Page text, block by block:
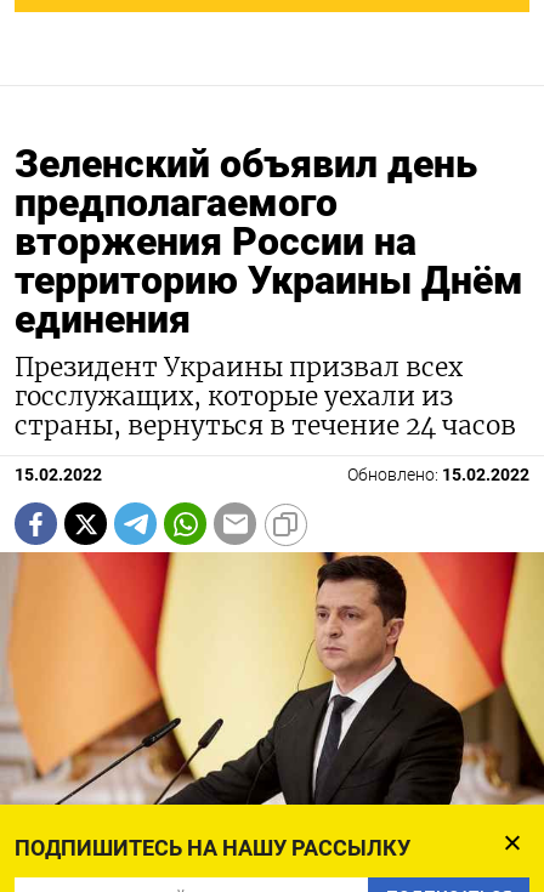
ПОДПИШИТЕСЬ НА НАШУ РАССЫЛКУ
Зеленский объявил день
предполагаемого
вторжения России на
территорию Украины Днём
единения
Президент Украины призвал всех
госслужащих, которые уехали из
страны, вернуться в течение 24 часов
15.02.2022 Обновлено: 15.02.2022
president.gov.ua